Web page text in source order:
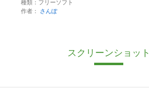
種類：フリーソフト
作者：
さんぽ
スクリーンショット